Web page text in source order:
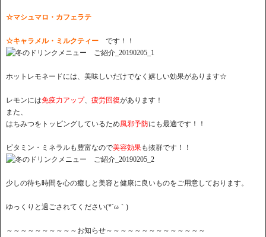
☆マシュマロ・カフェラテ
☆キャラメル・ミルクティー です！！
ホットレモネードには、美味しいだけでなく嬉しい効果があります☆
レモンには免疫力アップ、 疲労回復があります！
また、
はちみつをトッピングしているため風邪予防にも最適です！！
ビタミン・ミネラルも豊富なので美容効果も抜群です！！
少しの待ち時間を心の癒しと美容と健康に良いものをご用意しております。
ゆっくりと過ごされてください(*´ω｀)
～～～～～～～～～～お知らせ～～～～～～～～～～～～～～